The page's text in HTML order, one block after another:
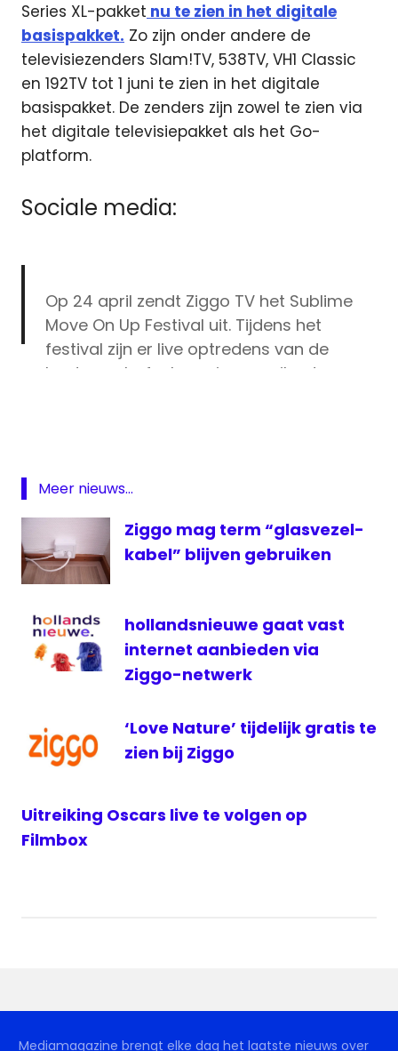
Series XL-pakket nu te zien in het digitale
basispakket. Zo zijn onder andere de
televisiezenders Slam!TV, 538TV, VH1 Classic
en 192TV tot 1 juni te zien in het digitale
basispakket. De zenders zijn zowel te zien via
het digitale televisiepakket als het Go-
platform.
Sociale media:
Op 24 april zendt Ziggo TV het Sublime
Move On Up Festival uit. Tijdens het
festival zijn er live optredens van de
beste soul-, funk- en jazzmuzikanten van
— VodafoneZiggo (@VodafoneZiggo)
April 20, 2020
Sublime
Ziggo
het
Sublime
On Up
Ziggo
TV
Meer nieuws...
Ziggo mag term “glasvezel-
kabel” blijven gebruiken
hollandsnieuwe gaat vast
internet aanbieden via
Ziggo-netwerk
‘Love Nature’ tijdelijk gratis te
zien bij Ziggo
Uitreiking Oscars live te volgen op
Filmbox
Mediamagazine brengt elke dag het laatste nieuws over